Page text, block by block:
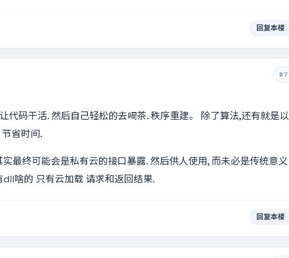
回复本楼
#7
代码干活. 然后自己轻松的去喝茶. 秩序重建。 除了算法,还有就是以
省时间.
最终可能会是私有云的接口暴露. 然后供人使用, 而未必是传统意义
啥的 只有云加载 请求和返回结果.
回复本楼